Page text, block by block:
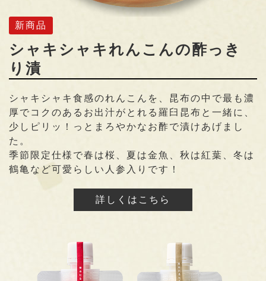
新商品
シャキシャキれんこんの酢っき
り漬
シャキシャキ食感のれんこんを、昆布の中で最も濃
厚でコクのあるお出汁がとれる羅臼昆布と一緒に、
少しピリッ！っとまろやかなお酢で漬けあげまし
た。
季節限定仕様で春は桜、夏は金魚、秋は紅葉、冬は
鶴亀など可愛らしい人参入りです！
詳しくはこちら